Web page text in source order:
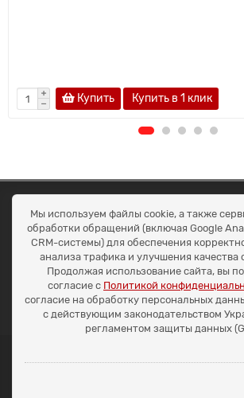
Купить Купить в 1 клик
ОКЕАН ТРЕЙД
Договір публичної оферти
Доставка та оплата
Наші контакти
Умови повернення
+38 (099) 452-20-02
+38 (098) 492-20-02
office@ocean.biz.ua
Мы используем файлы cookie, а также
обработки обращений (включая Google
CRM-системы) для обеспечения
анализа трафика и улучшения качества
Продолжая использование сайта, вы
согласие с Политикой
согласие на обработку персональных
с действующим законодательством
регламентом защиты данных